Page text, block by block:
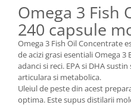
EFX Sports
NOW Foods
Nutricost
Omega 3 Fish
240 capsule
Omega 3 Fish Oil Concentrate
de acizi grasi esentiali Omega 3
adanci si reci. EPA si DHA
articulara si metabolica.
Uleiul de peste din acest
optima. Este supus distilarii